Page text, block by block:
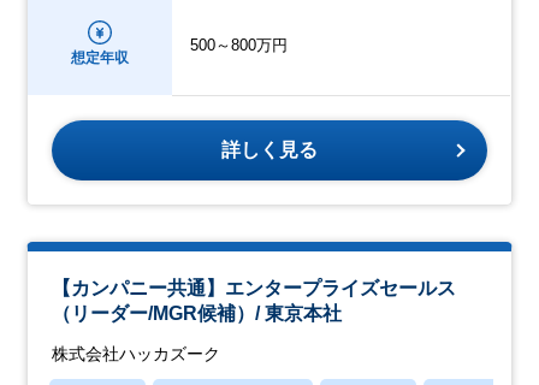
想定年収
500～800万円
詳しく見る
【カンパニー共通】エンタープライズセールス
（リーダー/MGR候補）/ 東京本社
株式会社ハッカズーク